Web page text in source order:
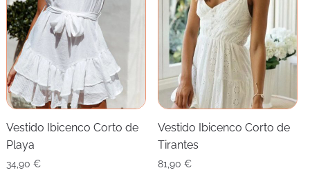
Vestido Ibicenco Corto de
Playa
34,90 €
Vestido Ibicenco Corto de
Tirantes
81,90€